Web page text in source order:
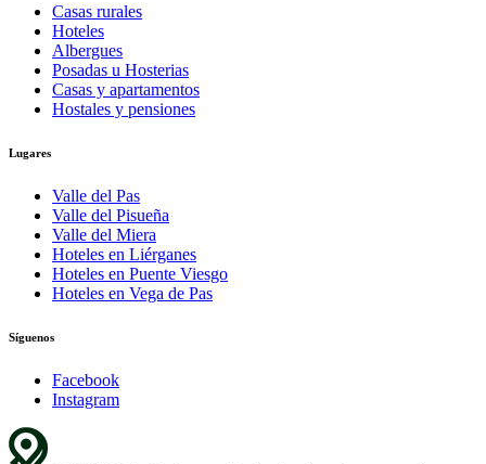
Casas rurales
Hoteles
Albergues
Posadas u Hosterias
Casas y apartamentos
Hostales y pensiones
Lugares
Valle del Pas
Valle del Pisueña
Valle del Miera
Hoteles en Liérganes
Hoteles en Puente Viesgo
Hoteles en Vega de Pas
Síguenos
Facebook
Instagram